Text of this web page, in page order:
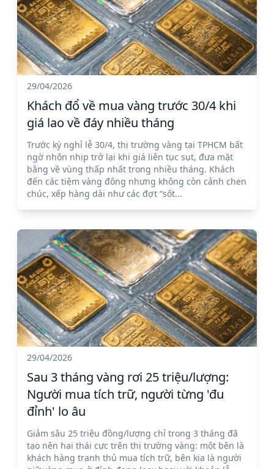
29/04/2026
Khách đổ về mua vàng trước 30/4 khi
giá lao về đáy nhiều tháng
Trước kỳ nghỉ lễ 30/4, thị trường vàng tại TPHCM bất
ngờ nhộn nhịp trở lại khi giá liên tục sụt, đưa mặt
bằng về vùng thấp nhất trong nhiều tháng. Khách
đến các tiệm vàng đông nhưng không còn cảnh chen
chúc, xếp hàng dài như các đợt “sốt...
29/04/2026
Sau 3 tháng vàng rơi 25 triệu/lượng:
Người mua tích trữ, người từng 'đu
đỉnh' lo âu
Giảm sâu 25 triệu đồng/lượng chỉ trong 3 tháng đã
tạo nên hai thái cực trên thị trường vàng: một bên là
khách hàng tranh thủ mua tích trữ, bên kia là người